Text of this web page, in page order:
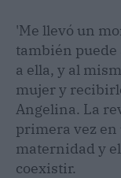
'Me llevó un
también puede
a ella, y al
mujer y
Angelina. La
primera vez en
maternidad y
coexistir.